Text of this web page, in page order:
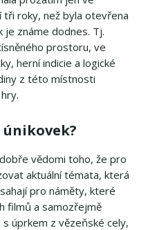
roky, než byla otevřena
je známe dodnes. Tj.
prostoru, ve
herní indicie a logické
z této místnosti
vědomi toho, že pro
aktuální témata, která
pro náměty, které
filmů a samozřejmě
úprkem z vězeňské cely,